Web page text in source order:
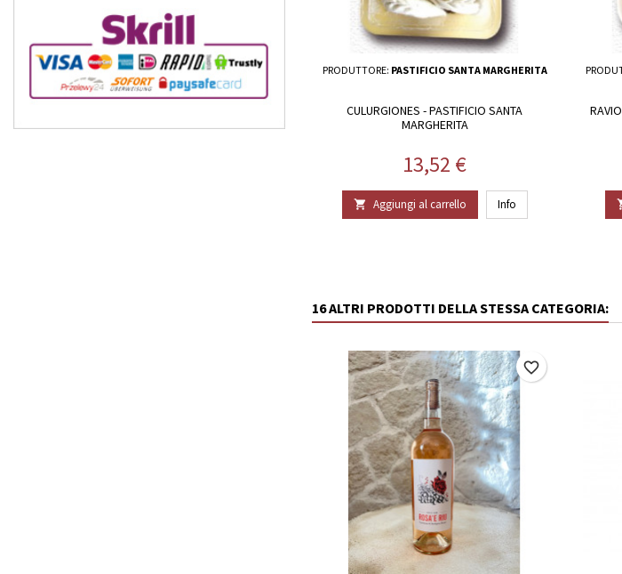
PRODUTTORE: PASTIFICIO SANTA MARGHERITA
CULURGIONES - PASTIFICIO SANTA
MARGHERITA
Prezzo
13,52 €
 Aggiungi al carrello Info
16 ALTRI PRODOTTI DELLA STESSA CATEGORIA:
favorite_border